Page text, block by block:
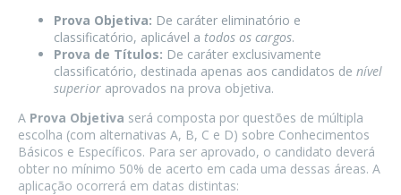
Prova Objetiva: De caráter eliminatório e
classificatório, aplicável a todos os cargos.
Prova de Títulos: De caráter exclusivamente
classificatório, destinada apenas aos candidatos de nível
superior aprovados na prova objetiva.
A Prova Objetiva será composta por questões de múltipla
escolha (com alternativas A, B, C e D) sobre Conhecimentos
Básicos e Específicos. Para ser aprovado, o candidato deverá
obter no mínimo 50% de acerto em cada uma dessas áreas. A
aplicação ocorrerá em datas distintas: